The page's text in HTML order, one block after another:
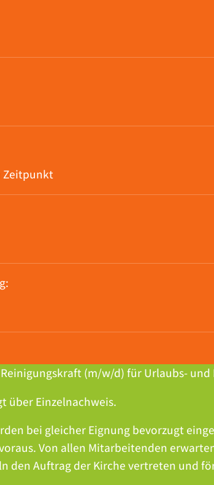
Zeitpunkt
(m/w/d) für Urlaubs-
über Einzelnachweis.
bei gleicher Eignung bevorzugt
Von allen Mitarbeitenden
den Auftrag der Kirche vertreten und